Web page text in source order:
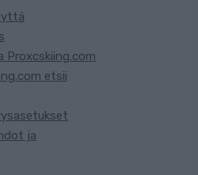
Proxcskiing.com
etsii
ja